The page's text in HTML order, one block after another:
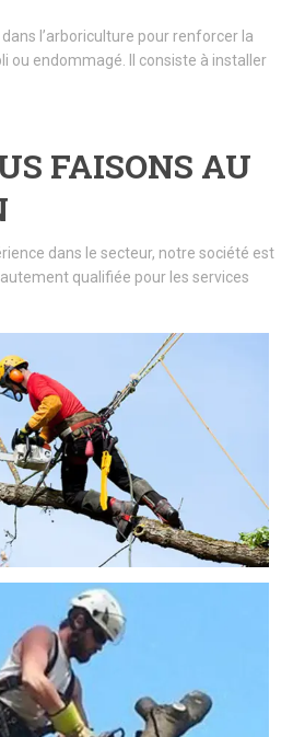
l’arboriculture pour renforcer la
ou endommagé. Il consiste à installer
FAISONS AU
dans le secteur, notre société est
qualifiée pour les services